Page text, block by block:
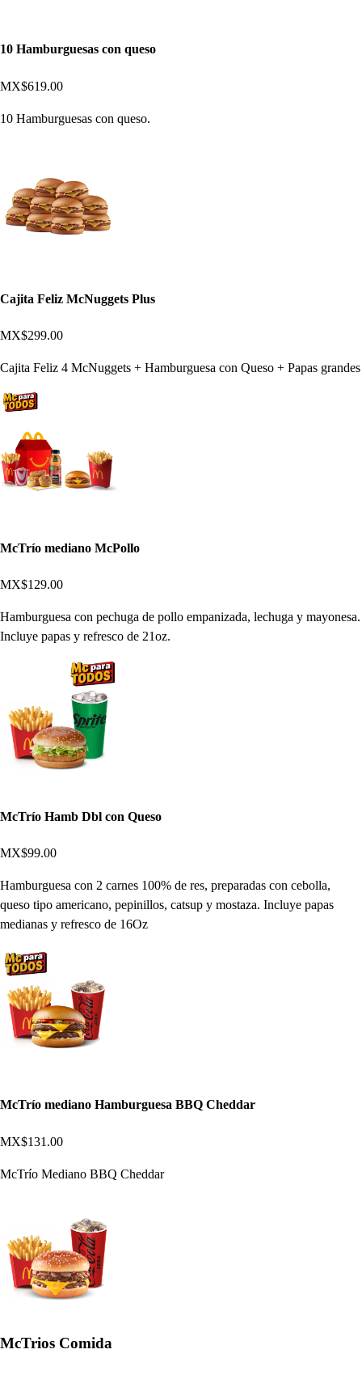
10 Hamburguesas con queso
MX$619.00
10 Hamburguesas con queso.
Cajita Feliz McNuggets Plus
MX$299.00
Cajita Feliz 4 McNuggets + Hamburguesa con Queso + Papas grandes
McTrío mediano McPollo
MX$129.00
Hamburguesa con pechuga de pollo empanizada, lechuga y mayonesa.
Incluye papas y refresco de 21oz.
McTrío Hamb Dbl con Queso
MX$99.00
Hamburguesa con 2 carnes 100% de res, preparadas con cebolla,
queso tipo americano, pepinillos, catsup y mostaza. Incluye papas
medianas y refresco de 16Oz
McTrío mediano Hamburguesa BBQ Cheddar
MX$131.00
McTrío Mediano BBQ Cheddar
McTrios Comida